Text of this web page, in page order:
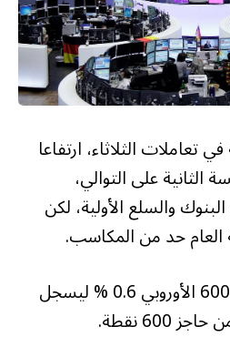
تعاملات الثلاثاء، ارتفاعا
الثانية على التوالي،
والسلع الأولية، لكن
حد من المكاسب.
وصعد المؤشر ​ستوكس 600 الأوروبي 0.6 % ليسجل